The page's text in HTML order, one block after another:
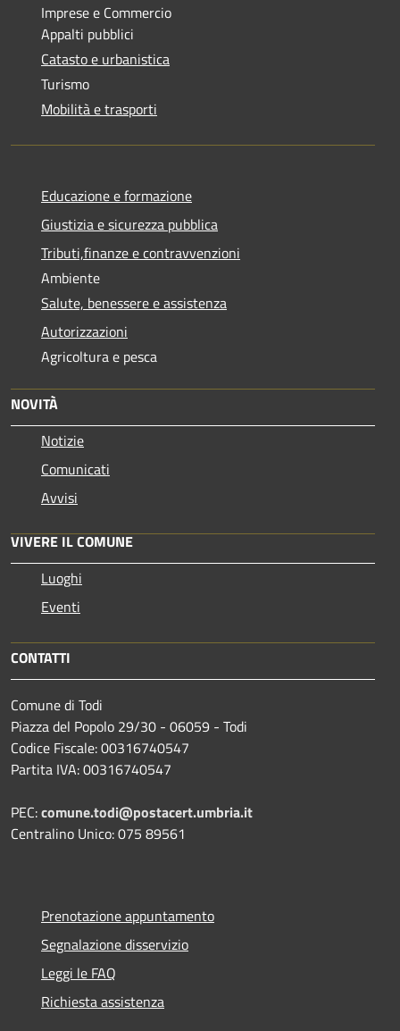
Imprese e Commercio
Appalti pubblici
Catasto e urbanistica
Turismo
Mobilità e trasporti
Educazione e formazione
Giustizia e sicurezza pubblica
Tributi,finanze e contravvenzioni
Ambiente
Salute, benessere e assistenza
Autorizzazioni
Agricoltura e pesca
NOVITÀ
Notizie
Comunicati
Avvisi
VIVERE IL COMUNE
Luoghi
Eventi
CONTATTI
Comune di Todi
Piazza del Popolo 29/30 - 06059 - Todi
Codice Fiscale: 00316740547
Partita IVA: 00316740547
PEC:comune.todi@postacert.umbria.it
Centralino Unico: 075 89561
Prenotazione appuntamento
Segnalazione disservizio
Leggi le FAQ
Richiesta assistenza